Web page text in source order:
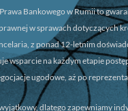
Bankowego w Rumiito
w sprawach dotyczących
z ponad 12-letnim
wsparcie na każdym etapie
ugodowe, aż po
dlatego zapewniamy